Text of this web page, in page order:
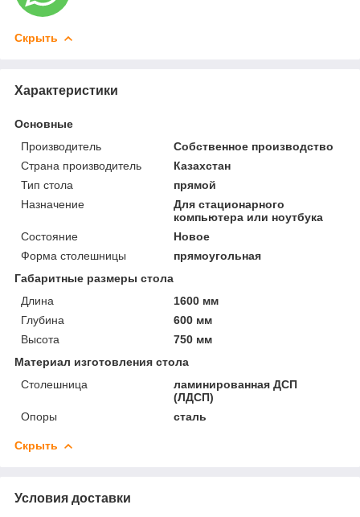
Скрыть
Характеристики
Основные
Производитель
Собственное производство
Страна производитель
Казахстан
Тип стола
прямой
Назначение
Для стационарного
компьютера или ноутбука
Состояние
Новое
Форма столешницы
прямоугольная
Габаритные размеры стола
Длина
1600 мм
Глубина
600 мм
Высота
750 мм
Материал изготовления стола
Столешница
ламинированная ДСП
(ЛДСП)
Опоры
сталь
Скрыть
Условия доставки